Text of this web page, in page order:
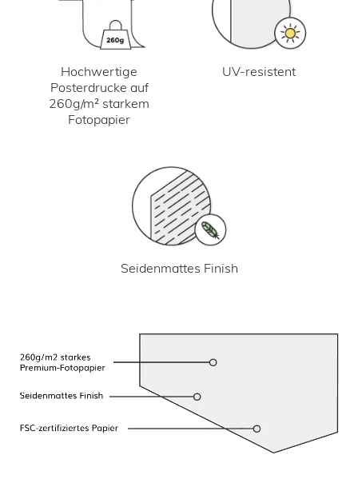
Hochwertige
Posterdrucke auf
260g/m² starkem
Fotopapier
UV-resistent
Seidenmattes Finish